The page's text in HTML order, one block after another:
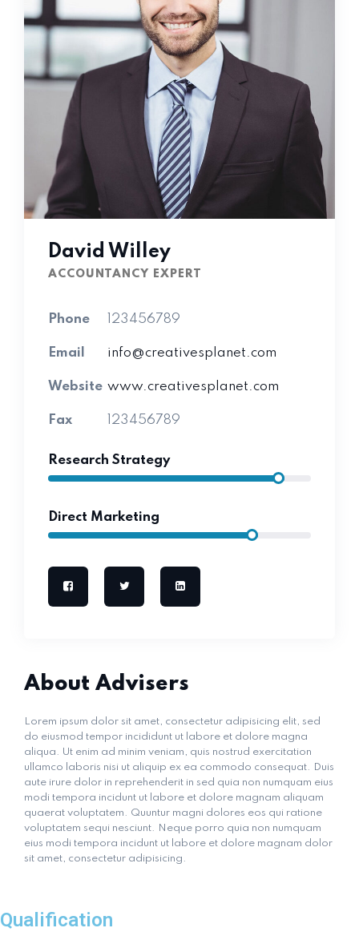
David Willey
ACCOUNTANCY EXPERT
Phone 123456789
Email info@creativesplanet.com
Website www.creativesplanet.com
Fax 123456789
Research Strategy
Direct Marketing
About Advisers
Lorem ipsum dolor sit amet, consectetur adipisicing elit, sed
do eiusmod tempor incididunt ut labore et dolore magna
aliqua. Ut enim ad minim veniam, quis nostrud exercitation
ullamco laboris nisi ut aliquip ex ea commodo consequat. Duis
aute irure dolor in reprehenderit in sed quia non numquam eius
modi tempora incidunt ut labore et dolore magnam aliquam
quaerat voluptatem. Quuntur magni dolores eos qui ratione
voluptatem sequi nesciunt. Neque porro quia non numquam
eius modi tempora incidunt ut labore et dolore magnam dolor
sit amet, consectetur adipisicing.
Qualification